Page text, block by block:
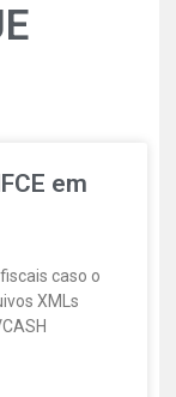
em
caso o
XMLs